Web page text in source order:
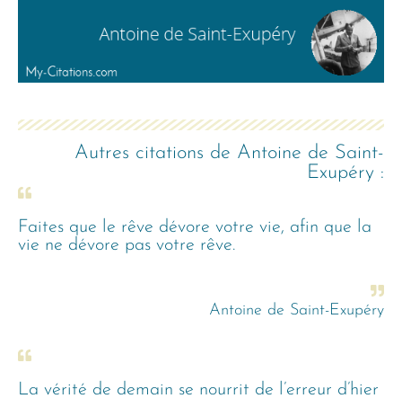
Autres citations de Antoine de Saint-
Exupéry :
Faites que le rêve dévore votre vie, afin que la
vie ne dévore pas votre rêve.
Antoine de Saint-Exupéry
La vérité de demain se nourrit de l’erreur d’hier